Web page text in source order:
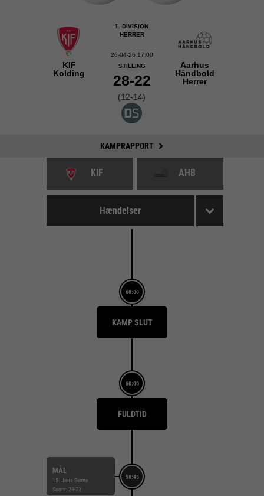
KIF
Kolding
1. DIVISION
HERRER
26-04-26 17:00
STILLING
28-22
(12-14)
Aarhus
Håndbold
Herrer
KAMPRAPPORT
KIF AHB
Hændelser
60:00
KAMP SLUT
60:00
FULDTID
58:45
MÅL
15. Jens Svane
Score: 28-22